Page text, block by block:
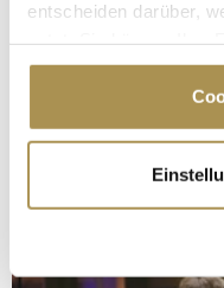
entscheiden darüber,
Cookie-Erklärung
Trigger Symbol ändern
Informationen
erfassen, welche